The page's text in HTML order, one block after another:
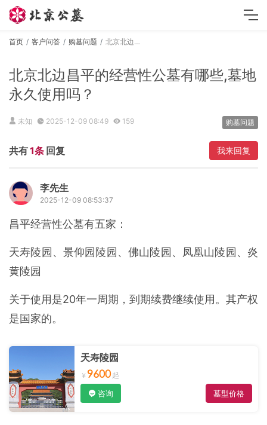
首页 客户问答 购墓问题 北京北边昌平的经营性公墓有哪些,墓地永久使用吗？
北京北边昌平的经营性公墓有哪些,墓地
永久使用吗？
未知 2025-12-09 08:49 159 购墓问题
共有1条 回复 我来回复
李先生
2025-12-09 08:53:37
昌平经营性公墓有五家：
天寿陵园、景仰园陵园、佛山陵园、凤凰山陵园、炎
黄陵园
关于使用是20年一周期，到期续费继续使用。其产权
是国家的。
天寿陵园
9600
咨询 墓型价格